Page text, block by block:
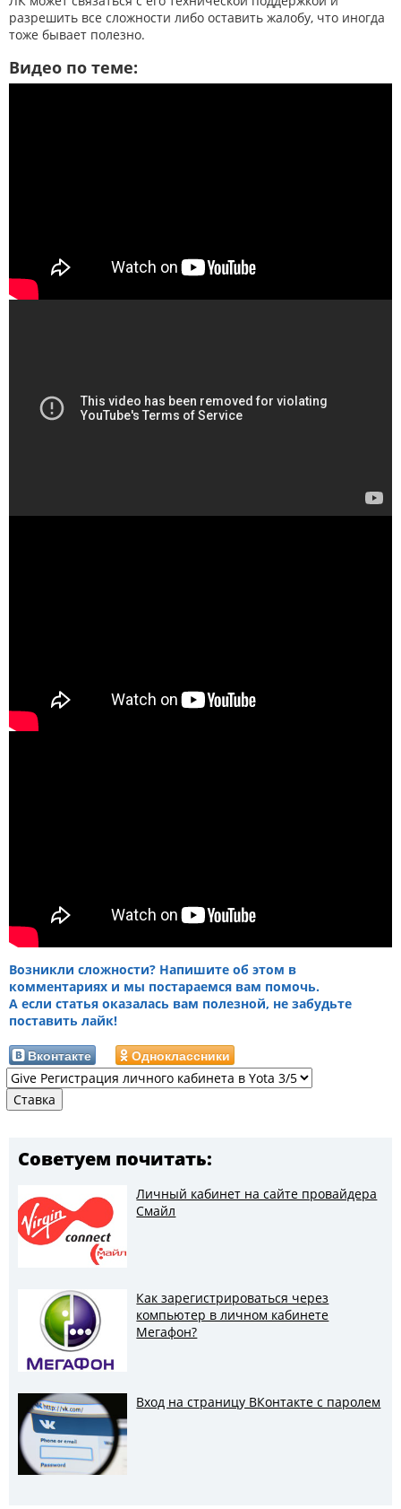
разрешить все сложности либо оставить жалобу, что иногда
тоже бывает полезно.
Видео по теме:
Возникли сложности? Напишите об этом в
комментариях и мы постараемся вам помочь.
А если статья оказалась вам полезной, не забудьте
поставить лайк!
Вконтакте Одноклассники
Советуем почитать:
Личный кабинет на сайте провайдера
Смайл
Как зарегистрироваться через
компьютер в личном кабинете
Мегафон?
Вход на страницу ВКонтакте с паролем